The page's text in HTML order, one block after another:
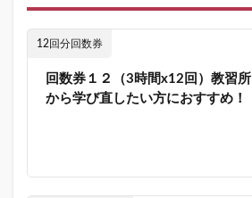
12回分回数券
回数券１２（3時間x12回）教習所
から学び直したい方におすすめ！